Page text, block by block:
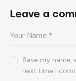
Leave a
Save my
next time I